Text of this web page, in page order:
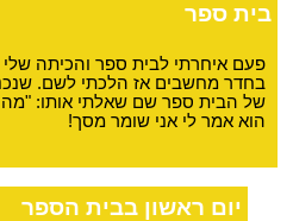
בית ספר
פעם איחרתי לבית ספר והכיתה שלי
בחדר מחשבים אז הלכתי לשם.
של הבית ספר שם שאלתי אותו:
הוא אמר לי אני שומר מסך!
יום ראשון בבית הספר